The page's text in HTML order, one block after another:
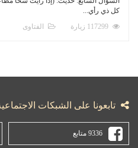
كل ذي رأي...
الفتاوى
تابعونا على الشبكات
9336 متابع